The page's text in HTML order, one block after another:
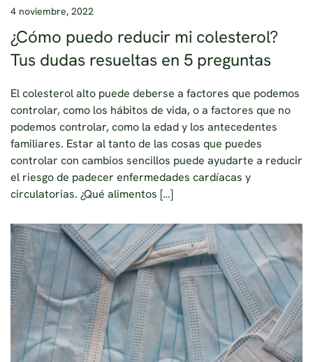
4 noviembre, 2022
¿Cómo puedo reducir mi colesterol?
Tus dudas resueltas en 5 preguntas
El colesterol alto puede deberse a factores que podemos
controlar, como los hábitos de vida, o a factores que no
podemos controlar, como la edad y los antecedentes
familiares. Estar al tanto de las cosas que puedes
controlar con cambios sencillos puede ayudarte a reducir
el riesgo de padecer enfermedades cardíacas y
circulatorias. ¿Qué alimentos […]